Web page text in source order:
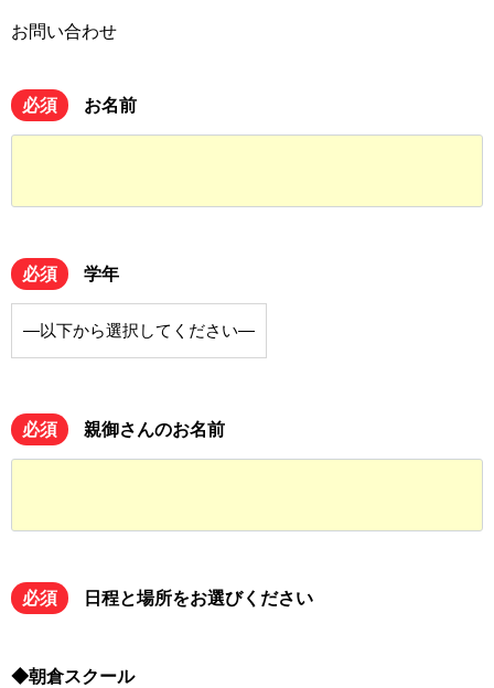
お問い合わせ
必須 お名前
必須 学年
必須 親御さんのお名前
必須 日程と場所をお選びください
◆朝倉スクール